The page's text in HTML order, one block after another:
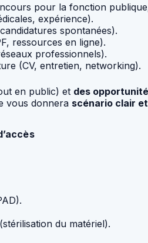
pour la fonction
expérience).
spontanées).
ressources en ligne).
professionnels).
(CV, entretien, networking).
en public) et des
vous donnera scénario clair
(stérilisation du matériel).